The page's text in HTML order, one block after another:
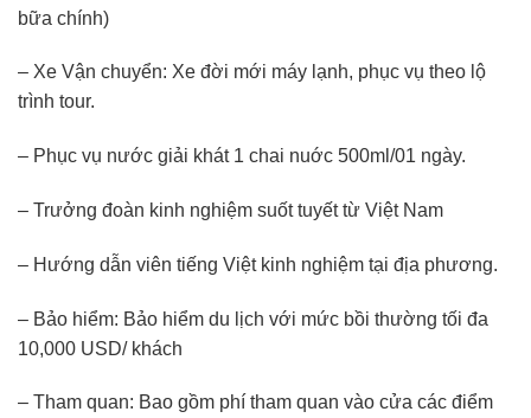
bữa chính)
– Xe Vận chuyển: Xe đời mới máy lạnh, phục vụ theo lộ
trình tour.
– Phục vụ nước giải khát 1 chai nuớc 500ml/01 ngày.
– Trưởng đoàn kinh nghiệm suốt tuyết từ Việt Nam
– Hướng dẫn viên tiếng Việt kinh nghiệm tại địa phương.
– Bảo hiểm: Bảo hiểm du lịch với mức bồi thường tối đa
10,000 USD/ khách
– Tham quan: Bao gồm phí tham quan vào cửa các điểm